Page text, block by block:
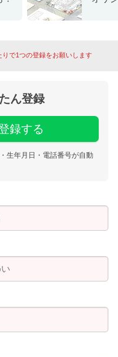
で1つの登録をお願いします
ん登録
録する
生年月日・電話番号が自動